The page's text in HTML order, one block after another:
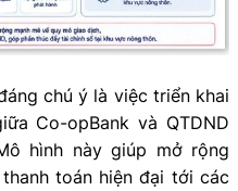
chú ý là việc triển khai
Co-opBank và QTDND
hình này giúp mở rộng
toán hiện đại tới các